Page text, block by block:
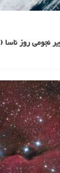
روز ناسا (12 بهمن ۹۵)